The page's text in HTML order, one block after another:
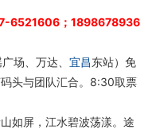
6521606；1898678936
场、万达、 宜昌东站）免
头与团队汇合。8:30取票
如屏，江水碧波荡漾。途